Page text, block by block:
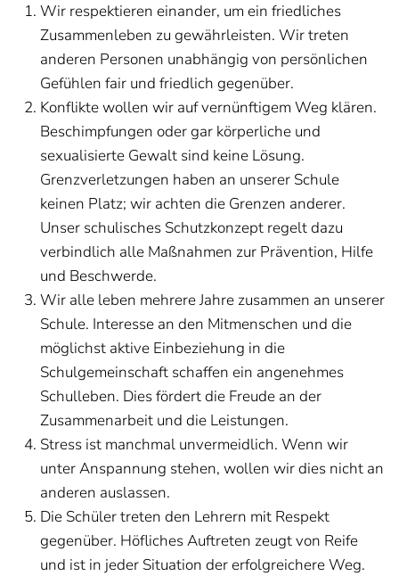
Wir respektieren einander, um ein friedliches
Zusammenleben zu gewährleisten. Wir treten
anderen Personen unabhängig von persönlichen
Gefühlen fair und friedlich gegenüber.
Konflikte wollen wir auf vernünftigem Weg klären.
Beschimpfungen oder gar körperliche und
sexualisierte Gewalt sind keine Lösung.
Grenzverletzungen haben an unserer Schule
keinen Platz; wir achten die Grenzen anderer.
Unser schulisches Schutzkonzept regelt dazu
verbindlich alle Maßnahmen zur Prävention, Hilfe
und Beschwerde.
Wir alle leben mehrere Jahre zusammen an unserer
Schule. Interesse an den Mitmenschen und die
möglichst aktive Einbeziehung in die
Schulgemeinschaft schaffen ein angenehmes
Schulleben. Dies fördert die Freude an der
Zusammenarbeit und die Leistungen.
Stress ist manchmal unvermeidlich. Wenn wir
unter Anspannung stehen, wollen wir dies nicht an
anderen auslassen.
Die Schüler treten den Lehrern mit Respekt
gegenüber. Höfliches Auftreten zeugt von Reife
und ist in jeder Situation der erfolgreichere Weg.